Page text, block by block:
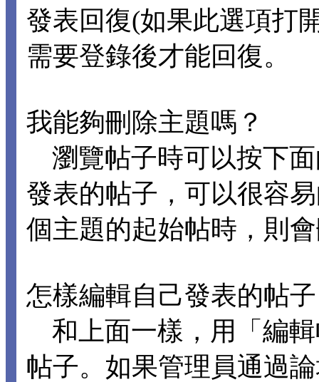
發表回復(如果此選項打
需要登錄後才能回復。
我能夠刪除主題嗎？
瀏覽帖子時可以按下
發表的帖子，可以很容
個主題的起始帖時，則
怎樣編輯自己發表的帖
和上面一樣，用「編
帖子。如果管理員通過